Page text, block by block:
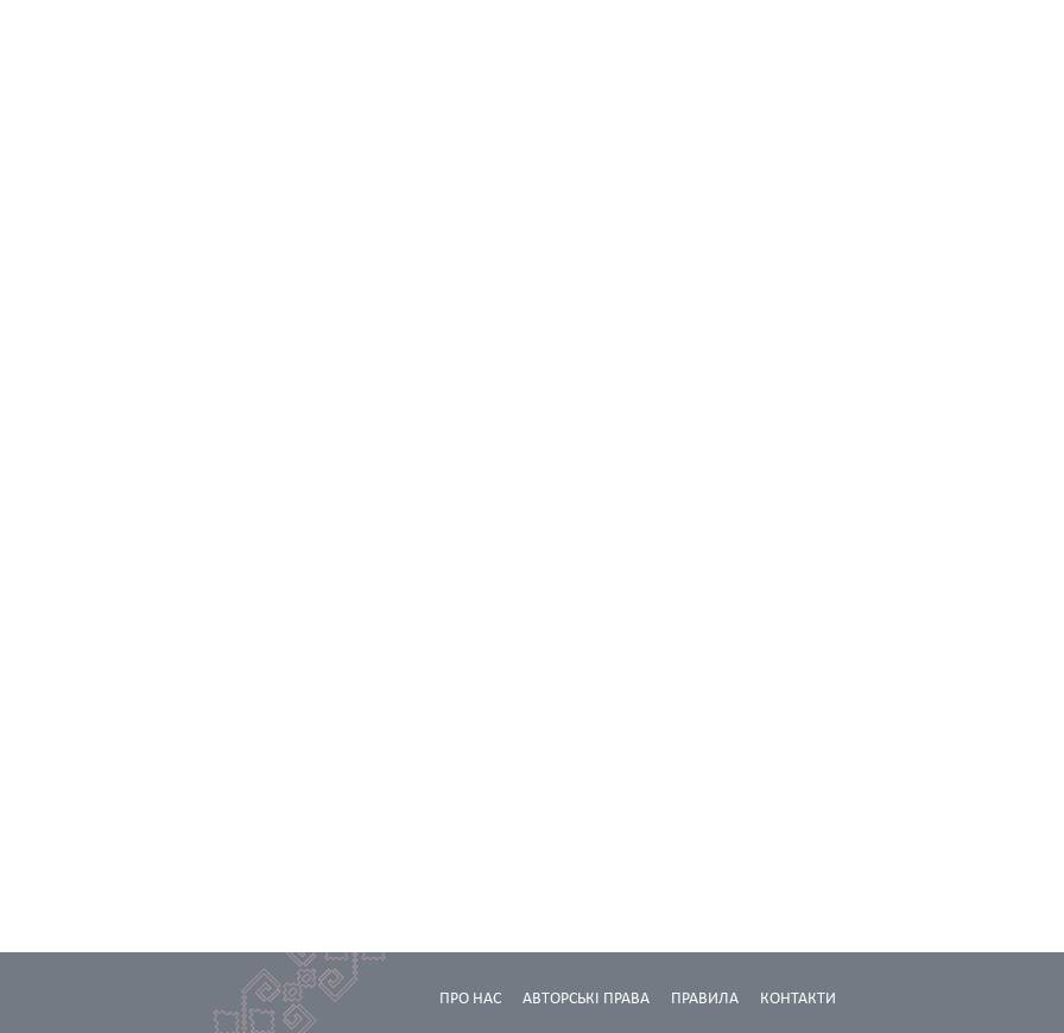
КОНТАКТИ
ПРАВИЛА
АВТОРСЬКІ ПРАВА
ПРО НАС